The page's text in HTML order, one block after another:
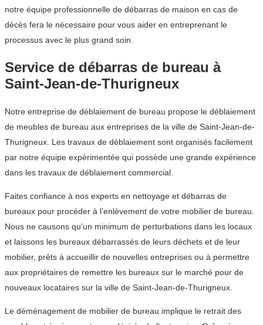
notre équipe professionnelle de débarras de maison en cas de
décès fera le nécessaire pour vous aider en entreprenant le
processus avec le plus grand soin.
Service de débarras de bureau à
Saint-Jean-de-Thurigneux
Notre entreprise de déblaiement de bureau propose le déblaiement
de meubles de bureau aux entreprises de la ville de Saint-Jean-de-
Thurigneux. Les travaux de déblaiement sont organisés facilement
par notre équipe expérimentée qui possède une grande expérience
dans les travaux de déblaiement commercial.
Faites confiance à nos experts en nettoyage et débarras de
bureaux pour procéder à l’enlèvement de votre mobilier de bureau.
Nous ne causons qu’un minimum de perturbations dans les locaux
et laissons les bureaux débarrassés de leurs déchets et de leur
mobilier, prêts à accueillir de nouvelles entreprises ou à permettre
aux propriétaires de remettre les bureaux sur le marché pour de
nouveaux locataires sur la ville de Saint-Jean-de-Thurigneux.
Le déménagement de mobilier de bureau implique le retrait des